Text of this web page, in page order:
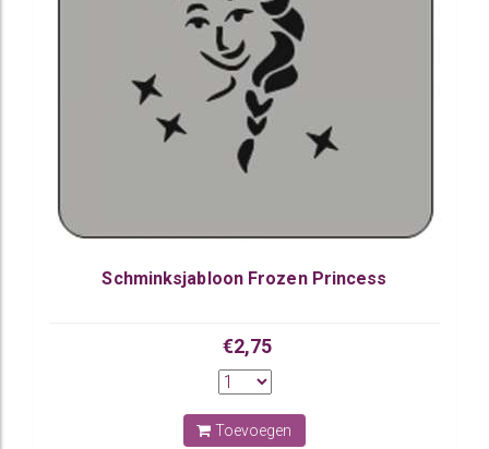
Schminksjabloon Frozen Princess
€2,75
Toevoegen